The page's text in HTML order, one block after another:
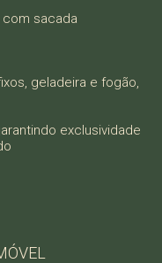
sacada
geladeira e fogão,
exclusividade